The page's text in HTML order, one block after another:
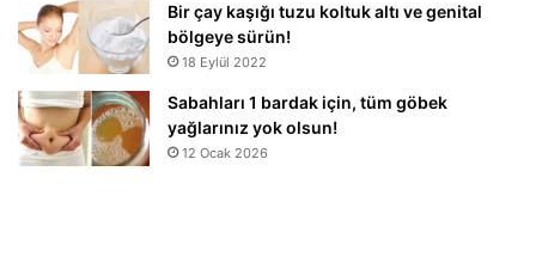
Bir çay kaşığı tuzu koltuk altı ve genital
bölgeye sürün!
18 Eylül 2022
Sabahları 1 bardak için, tüm göbek
yağlarınız yok olsun!
12 Ocak 2026